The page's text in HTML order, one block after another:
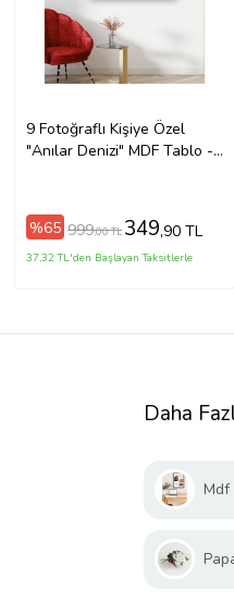
9 Fotoğraflı Kişiye Özel
"Anılar Denizi" MDF Tablo -
%65 999,00 TL 349,90 TL
37,32 TL'den Başlayan Taksitlerle
Daha
Mdf